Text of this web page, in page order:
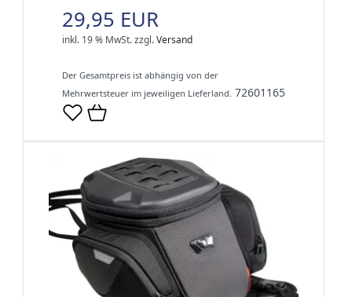
29,95 EUR
inkl. 19 % MwSt.zzgl.Versand
Der Gesamtpreis ist abhängig von der
Mehrwertsteuer im jeweiligen Lieferland. 72601165